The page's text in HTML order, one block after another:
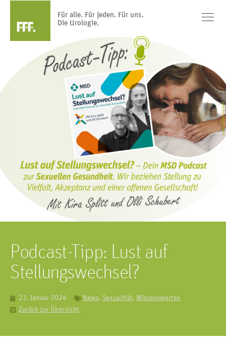
Für alle. Für jeden. Für uns.
Die Urologie.
Podcast-Tipp: Lust auf
Stellungswechsel?
22. Januar 2024 News, Sexualität, Wissenswertes
Zurück zur Übersicht